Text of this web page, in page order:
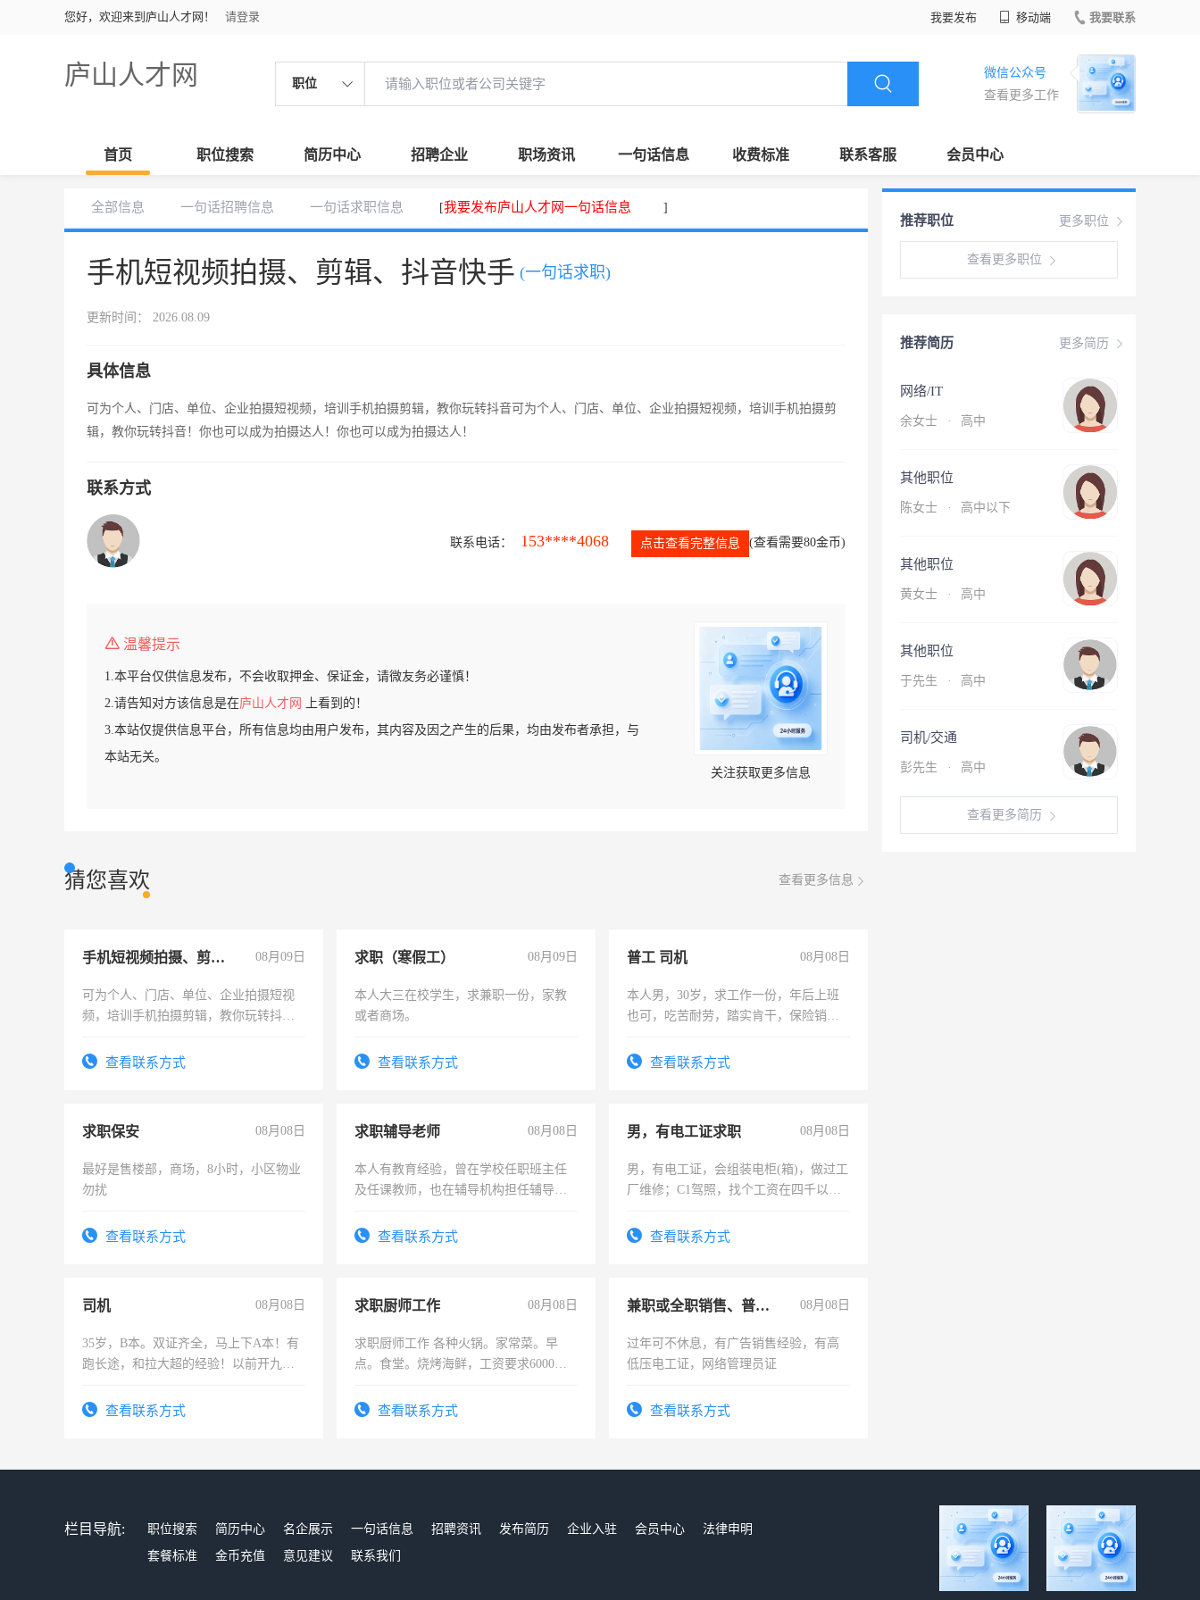
您好，欢迎来到庐山人才网！ 请登录 我要发布 移动端 我要联系
庐山人才网 职位
微信公众号
查看更多工作
首页 职位搜索 简历中心 招聘企业 职场资讯 一句话信息 收费标准 联系客服 会员中心
全部信息 一句话招聘信息 一句话求职信息 [我要发布庐山人才网一句话信息 ]
手机短视频拍摄、剪辑、抖音快手 (一句话求职)
更新时间： 2026.08.09
具体信息
可为个人、门店、单位、企业拍摄短视频，培训手机拍摄剪辑，教你玩转抖音可为个人、门店、单位、企业拍摄短视频，培训手机拍摄剪
辑，教你玩转抖音！你也可以成为拍摄达人！你也可以成为拍摄达人！
联系方式
联系电话： 153****4068 点击查看完整信息 (查看需要80金币)
温馨提示
1.本平台仅供信息发布，不会收取押金、保证金，请微友务必谨慎！
2.请告知对方该信息是在庐山人才网
上看到的！
3.本站仅提供信息平台，所有信息均由用户发布，其内容及因之产生的后果，均由发布者承担，与
本站无关。
关注获取更多信息
猜您喜欢 查看更多信息
手机短视频拍摄、剪辑、抖音快手 08月09日
可为个人、门店、单位、企业拍摄短视
频，培训手机拍摄剪辑，教你玩转抖音
频，培训手机拍摄剪辑，教你玩转抖
查看联系方式
求职（寒假工） 08月09日
本人大三在校学生，求兼职一份，家教
或者商场。
查看联系方式
普工 司机 08月08日
本人男，30岁，求工作一份，年后上班
也可，吃苦耐劳，踏实肯干，保险销售
查看联系方式
求职保安 08月08日
最好是售楼部，商场，8小时，小区物业
勿扰
查看联系方式
求职辅导老师 08月08日
本人有教育经验，曾在学校任职班主任
及任课教师，也在辅导机构担任辅导教
查看联系方式
男，有电工证求职 08月08日
男，有电工证，会组装电柜(箱)，做过工
厂维修；C1驾照，找个工资在四千以
电话查看联系方式
司机 08月08日
35岁，B本。双证齐全，马上下A本！有
跑长途，和拉大超的经验！以前开九米
查看联系方式
求职厨师工作 08月08日
求职厨师工作 各种火锅。家常菜。早
点。食堂。烧烤海鲜，工资要求6000以
查看联系方式
兼职或全职销售、普工、维修 08月08日
过年可不休息，有广告销售经验，有高
低压电工证，网络管理员证
查看联系方式
更多职位
推荐职位
查看更多职位
更多简历
推荐简历
网络/IT
余女士 · 高中
其他职位
陈女士 · 高中以下
其他职位
黄女士 · 高中
其他职位
于先生 · 高中
司机/交通
彭先生 · 高中
查看更多简历
栏目导航: 职位搜索 简历中心 名企展示 一句话信息 招聘资讯 发布简历 企业入驻 会员中心
法律申明
套餐标准
金币充值 意见建议 联系我们